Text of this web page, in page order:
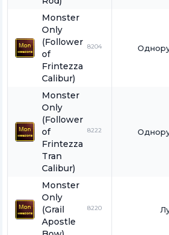
Monster
Only
(Follower
of
Frintezza
Calibur)
8204
Monster
Only
(Follower
of
Frintezza
Tran
Calibur)
8222
Monster
Only
(Grail
Apostle
8220